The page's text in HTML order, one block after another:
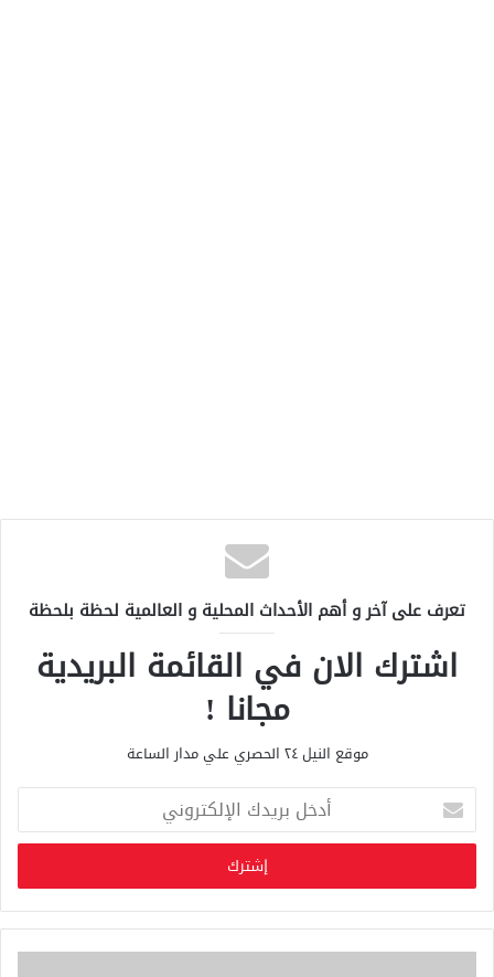
تعرف على آخر و أهم الأحداث المحلية و العالمية لحظة بلحظة
اشترك الان في القائمة البريدية
مجانا !
موقع النيل ٢٤ الحصري علي مدار الساعة
خ
ب
ر
ي